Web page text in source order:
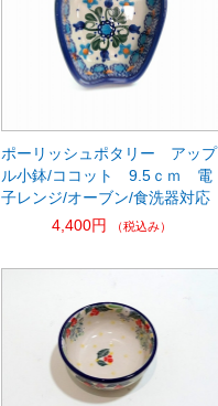
ポーリッシュポタリー アップ
ル小鉢/ココット 9.5ｃｍ 電
子レンジ/オーブン/食洗器対応
4,400円
（税込み）